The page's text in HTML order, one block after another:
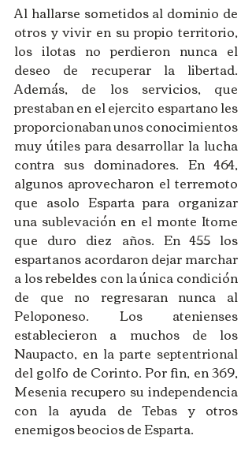
Al hallarse sometidos al dominio de
otros y vivir en su propio territorio,
los ilotas no perdieron nunca el
deseo de recuperar la libertad.
Además, de los servicios, que
prestaban en el ejercito espartano les
proporcionaban unos conocimientos
muy útiles para desarrollar la lucha
contra sus dominadores. En 464,
algunos aprovecharon el terremoto
que asolo Esparta para organizar
una sublevación en el monte Itome
que duro diez años. En 455 los
espartanos acordaron dejar marchar
a los rebeldes con la única condición
de que no regresaran nunca al
Peloponeso. Los atenienses
establecieron a muchos de los
Naupacto, en la parte septentrional
del golfo de Corinto. Por fin, en 369,
Mesenia recupero su independencia
con la ayuda de Tebas y otros
enemigos beocios de Esparta.